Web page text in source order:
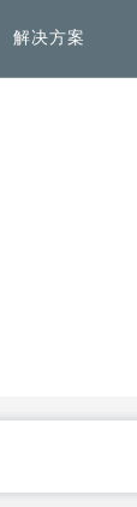
解决方案
队为您定